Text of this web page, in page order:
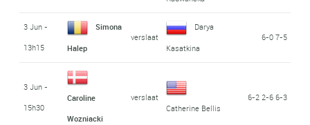
3 Jun -
13h15
Simona
Halep
verslaat
Darya
Kasatkina
6-0 7-5
3 Jun -
15h30
Caroline
Wozniacki
verslaat
Catherine Bellis
6-2 2-6 6-3